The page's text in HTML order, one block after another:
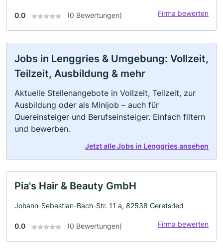
0.0 (0 Bewertungen) Firma bewerten
Jobs in Lenggries & Umgebung: Vollzeit,
Teilzeit, Ausbildung & mehr
Aktuelle Stellenangebote in Vollzeit, Teilzeit, zur
Ausbildung oder als Minijob – auch für
Quereinsteiger und Berufseinsteiger. Einfach filtern
und bewerben.
Jetzt alle Jobs in Lenggries ansehen
Pia's Hair & Beauty GmbH
Johann-Sebastian-Bach-Str. 11 a, 82538 Geretsried
0.0 (0 Bewertungen) Firma bewerten